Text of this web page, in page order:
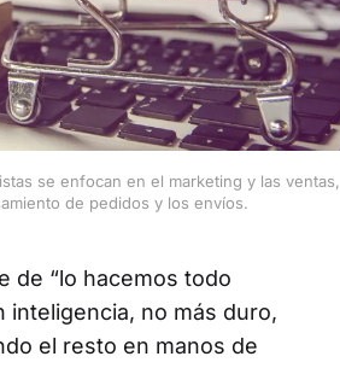
se enfocan en el marketing y las ventas,
de pedidos y los envíos.
de “lo hacemos todo
inteligencia, no más duro,
el resto en manos de